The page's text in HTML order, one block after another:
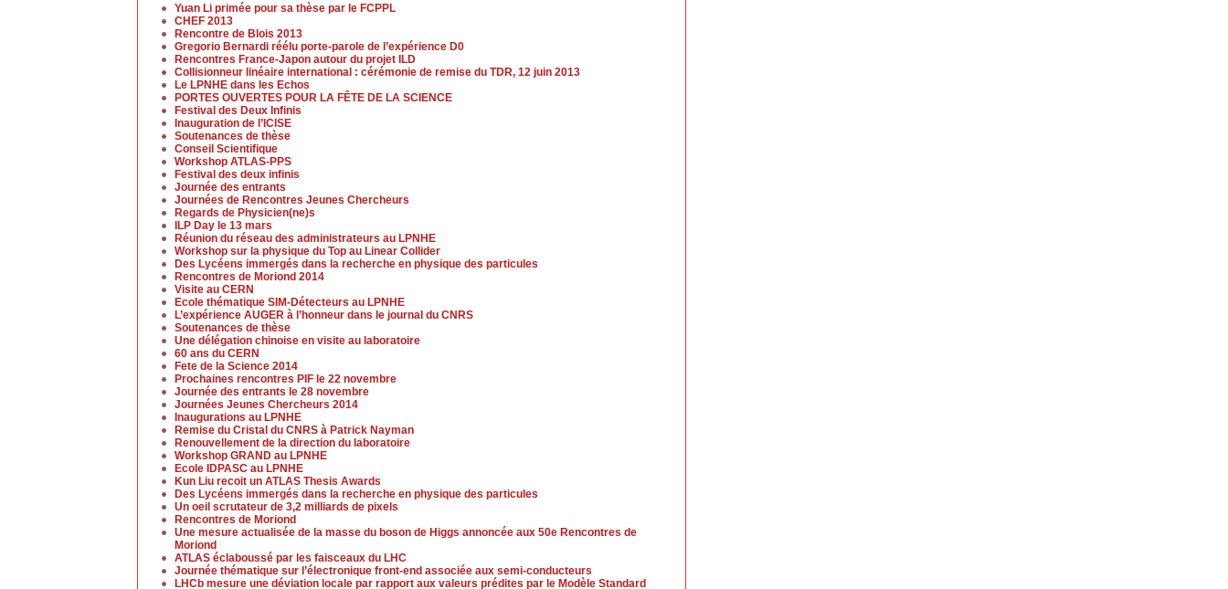
Yuan Li primée pour sa thèse par le FCPPL
CHEF 2013
Rencontre de Blois 2013
Gregorio Bernardi réélu porte-parole de l’expérience D0
Rencontres France-Japon autour du projet ILD
Collisionneur linéaire international : cérémonie de remise du TDR, 12 juin 2013
Le LPNHE dans les Echos
PORTES OUVERTES POUR LA FÊTE DE LA SCIENCE
Festival des Deux Infinis
Inauguration de l’ICISE
Soutenances de thèse
Conseil Scientifique
Workshop ATLAS-PPS
Festival des deux infinis
Journée des entrants
Journées de Rencontres Jeunes Chercheurs
Regards de Physicien(ne)s
ILP Day le 13 mars
Réunion du réseau des administrateurs au LPNHE
Workshop sur la physique du Top au Linear Collider
Des Lycéens immergés dans la recherche en physique des particules
Rencontres de Moriond 2014
Visite au CERN
Ecole thématique SIM-Détecteurs au LPNHE
L’expérience AUGER à l’honneur dans le journal du CNRS
Soutenances de thèse
Une délégation chinoise en visite au laboratoire
60 ans du CERN
Fete de la Science 2014
Prochaines rencontres PIF le 22 novembre
Journée des entrants le 28 novembre
Journées Jeunes Chercheurs 2014
Inaugurations au LPNHE
Remise du Cristal du CNRS à Patrick Nayman
Renouvellement de la direction du laboratoire
Workshop GRAND au LPNHE
Ecole IDPASC au LPNHE
Kun Liu recoit un ATLAS Thesis Awards
Des Lycéens immergés dans la recherche en physique des particules
Un oeil scrutateur de 3,2 milliards de pixels
Rencontres de Moriond
Une mesure actualisée de la masse du boson de Higgs annoncée aux 50e Rencontres de
Moriond
ATLAS éclaboussé par les faisceaux du LHC
Journée thématique sur l’électronique front-end associée aux semi-conducteurs
LHCb mesure une déviation locale par rapport aux valeurs prédites par le Modèle Standard